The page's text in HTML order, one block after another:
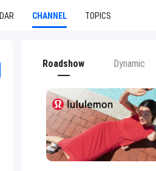
CHANNEL TOPICS
Roadshow Dynamic